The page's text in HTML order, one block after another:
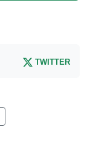
TWITTER